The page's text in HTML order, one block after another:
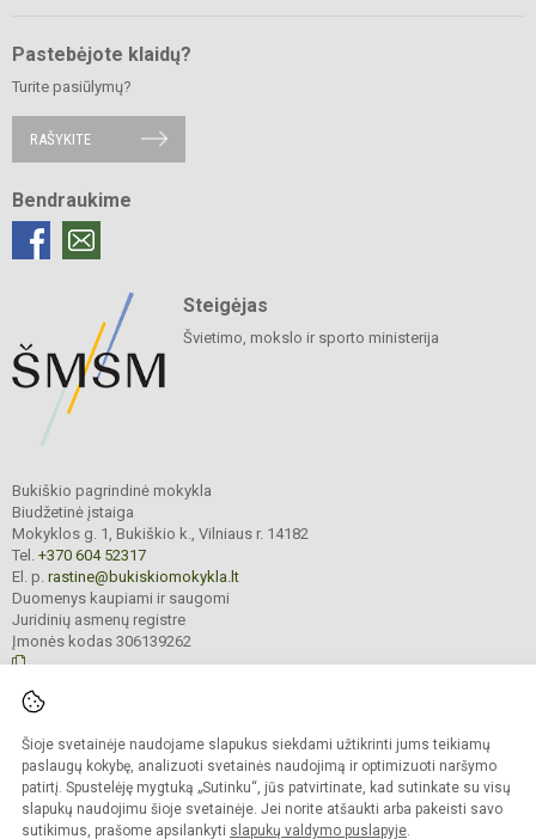
Šioje svetainėje naudojame slapukus siekdami užtikrinti jums teikiamų
paslaugų kokybę, analizuoti svetainės naudojimą ir optimizuoti naršymo
patirtį. Spustelėję mygtuką „Sutinku“, jūs patvirtinate, kad sutinkate su visų
slapukų naudojimu šioje svetainėje. Jei norite atšaukti arba pakeisti savo
sutikimus, prašome apsilankyti slapukų valdymo puslapyje.
Pastebėjote klaidų?
Turite pasiūlymų?
RAŠYKITE
Bendraukime
Steigėjas
Švietimo, mokslo ir sporto ministerija
Bukiškio pagrindinė mokykla
Biudžetinė įstaiga
Mokyklos g. 1, Bukiškio k., Vilniaus r. 14182
Tel. +370 604 52317
El. p. rastine@bukiskiomokykla.lt
Duomenys kaupiami ir saugomi
Juridinių asmenų registre
Įmonės kodas 306139262
Kopijuoti turinį be raštiško Bukiškio pagrindinės mokyklos administracijos
sutikimo griežtai draudžiama.
Prieinamumo paraiška Slapukų valdymas